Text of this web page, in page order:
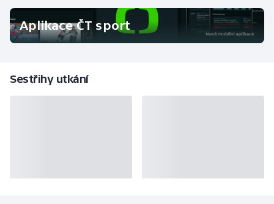
Aplikace ČT sport
Sestřihy utkání